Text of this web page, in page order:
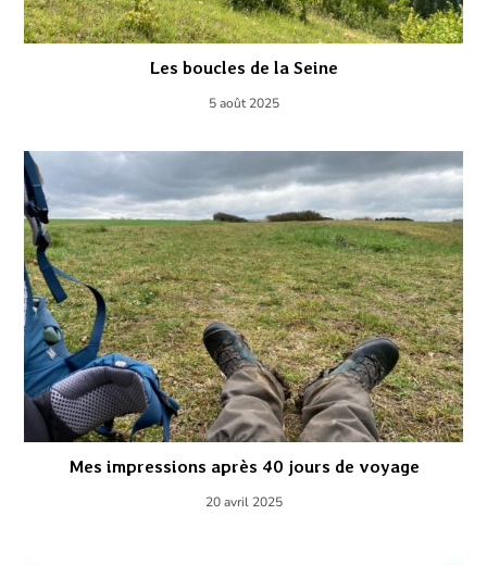
Les boucles de la Seine
5 août 2025
Mes impressions après 40 jours de voyage
20 avril 2025